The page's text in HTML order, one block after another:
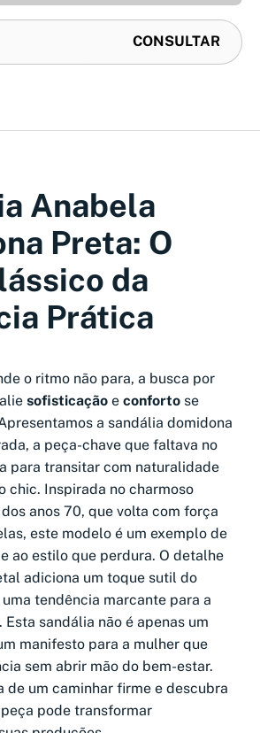
Anabela
Preta: O
da
Prática
o ritmo não para, a busca por
sofisticação e conforto se
a sandália domidona
a peça-chave que faltava no
para transitar com naturalidade
chic. Inspirada no charmoso
anos 70, que volta com força
este modelo é um exemplo de
e ao estilo que perdura. O detalhe
adiciona um toque sutil do
uma tendência marcante para a
sandália não é apenas um
manifesto para a mulher que
sem abrir mão do bem-estar.
de um caminhar firme e descubra
pode transformar